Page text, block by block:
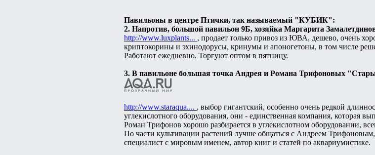
Павильоны в центре Птички, так называемый "КУБИК":
2. Напротив, большой павильон 9Б, хозяйка Маргарита
http://www.luxplants... , продает только привоз из ЮВА, дешево, очень
криптокорины и эхинодорусы, кринумы и апоногетоны, в том числе
Работают ежедневно. Торгуют оптом в пятницу.
3. В павильоне большая точка Андрея и Романа Трифоновых
http://www.staraqua.... , выбор гигантский, особенно очень редкой
углекислотного оборудования, они - единственная компания, которая
Роман Трифонов хорошо разбирается в углекислотном оборудовании,
По части культивации растений лучше общаться с Андреем
специалист с мировым именем, автор книг и статей по аквариумистике.